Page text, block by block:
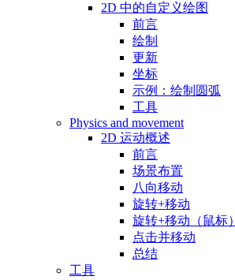
2D 中的自定义绘图
前言
绘制
更新
坐标
示例：绘制圆弧
工具
Physics and movement
2D 运动概述
前言
场景布置
八向移动
旋转+移动
旋转+移动（鼠标）
点击并移动
总结
工具